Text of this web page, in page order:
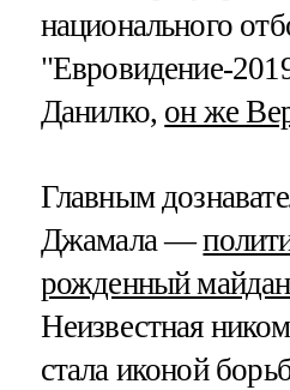
национального
"Евровидение-
Данилко, он же
Главным
Джамала —
рожденный
Неизвестная
стала иконой